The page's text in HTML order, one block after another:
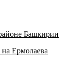
Башкирии
Ермолаева